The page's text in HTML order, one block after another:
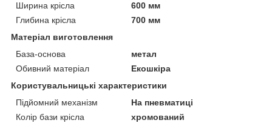
Ширина крісла
600 мм
Глибина крісла
700 мм
Матеріал виготовлення
База-основа
метал
Обивний матеріал
Екошкіра
Користувальницькі характеристики
Підйомний механізм
На пневматиці
Колір бази крісла
хромований